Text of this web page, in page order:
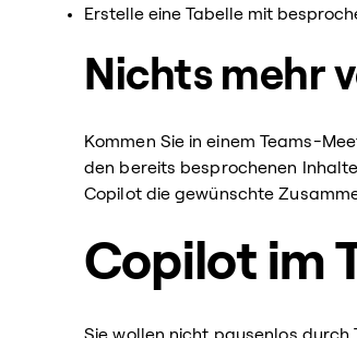
Erstelle eine Tabelle mit
Nichts mehr
Kommen Sie in einem Teams-
den bereits besprochenen
Copilot die gewünschte
Copilot im
Sie wollen nicht pausenlos